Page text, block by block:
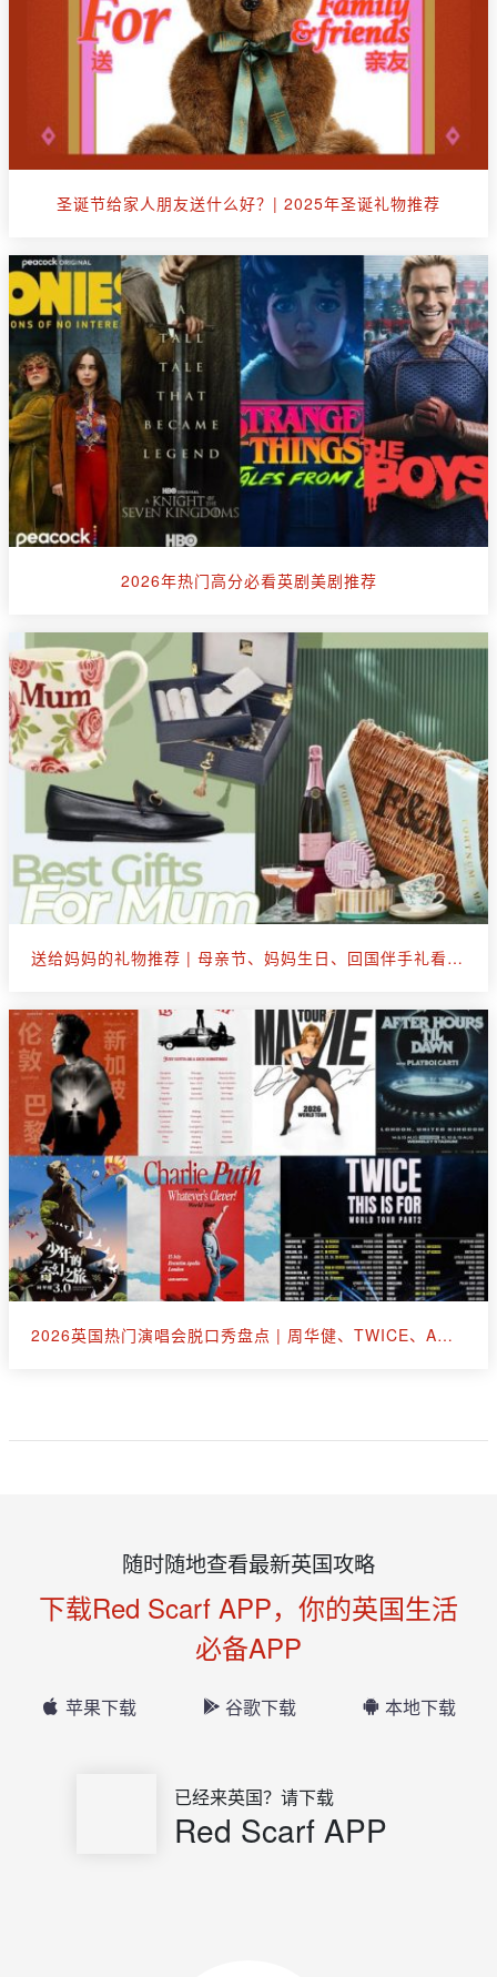
圣诞节给家人朋友送什么好？| 2025年圣诞礼物推荐
2026年热门高分必看英剧美剧推荐
送给妈妈的礼物推荐 | 母亲节、妈妈生日、回国伴手礼看这篇就够了
2026英国热门演唱会脱口秀盘点 | 周华健、TWICE、A妹、断眉、王嘉尔
随时随地查看最新英国攻略
下载Red Scarf APP，你的英国生活
必备APP
苹果下载 谷歌下载 本地下载
已经来英国？请下载
Red Scarf APP